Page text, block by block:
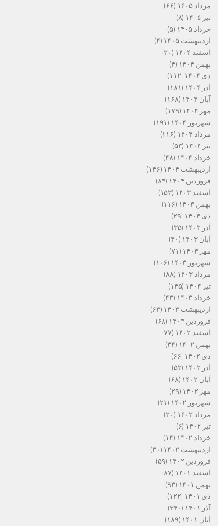
مرداد ۱۴۰۵
(۶۶)
تیر ۱۴۰۵
(۸)
خرداد ۱۴۰۵
(۵)
اردیبهشت ۱۴۰۵
(۴)
اسفند ۱۴۰۴
(۲۰)
بهمن ۱۴۰۴
(۴)
دی ۱۴۰۴
(۱۱۲)
آذر ۱۴۰۴
(۱۸۱)
آبان ۱۴۰۴
(۱۶۸)
مهر ۱۴۰۴
(۱۷۹)
شهریور ۱۴۰۴
(۱۹۱)
مرداد ۱۴۰۴
(۱۱۶)
تیر ۱۴۰۴
(۵۳)
خرداد ۱۴۰۴
(۴۸)
اردیبهشت ۱۴۰۴
(۱۴۶)
فروردین ۱۴۰۴
(۸۳)
اسفند ۱۴۰۳
(۱۵۳)
بهمن ۱۴۰۳
(۱۱۶)
دی ۱۴۰۳
(۲۹)
آذر ۱۴۰۳
(۳۵)
آبان ۱۴۰۳
(۴۰)
مهر ۱۴۰۳
(۷۱)
شهریور ۱۴۰۳
(۱۰۶)
مرداد ۱۴۰۳
(۸۸)
تیر ۱۴۰۳
(۱۴۵)
خرداد ۱۴۰۳
(۴۳)
اردیبهشت ۱۴۰۳
(۶۳)
فروردین ۱۴۰۳
(۶۸)
اسفند ۱۴۰۲
(۷۷)
بهمن ۱۴۰۲
(۳۴)
دی ۱۴۰۲
(۶۶)
آذر ۱۴۰۲
(۵۲)
آبان ۱۴۰۲
(۶۸)
مهر ۱۴۰۲
(۲۹)
شهریور ۱۴۰۲
(۲۱)
مرداد ۱۴۰۲
(۲۰)
تیر ۱۴۰۲
(۶)
خرداد ۱۴۰۲
(۱۴)
اردیبهشت ۱۴۰۲
(۳۰)
فروردین ۱۴۰۲
(۵۹)
اسفند ۱۴۰۱
(۸۷)
بهمن ۱۴۰۱
(۹۳)
دی ۱۴۰۱
(۱۲۲)
آذر ۱۴۰۱
(۲۴۰)
آبان ۱۴۰۱
(۱۸۹)